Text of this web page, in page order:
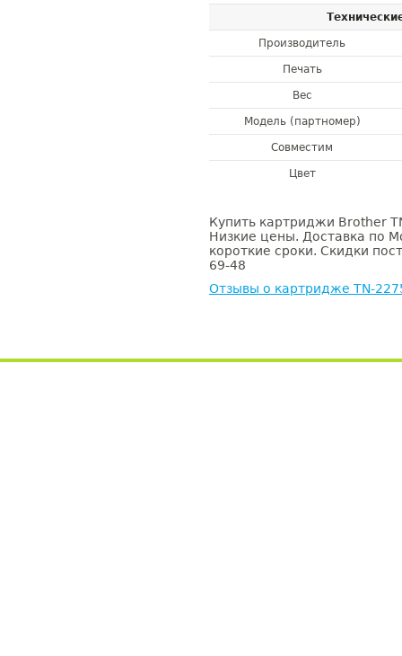
Производитель
Печать
Вес
Модель (партномер)
Совместим
Цвет
Купить картриджи Brother
Низкие цены. Доставка по
короткие сроки. Скидки
69-48
Отзывы о картридже TN-